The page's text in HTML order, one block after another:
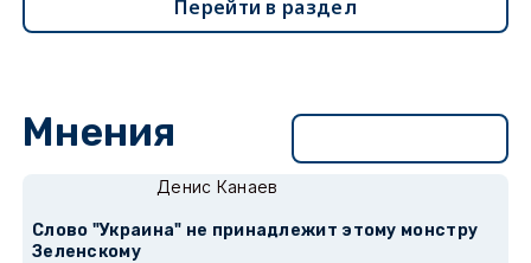
Перейти в раздел
Мнения
Денис Канаев
Слово "Украина" не принадлежит этому монстру
Зеленскому